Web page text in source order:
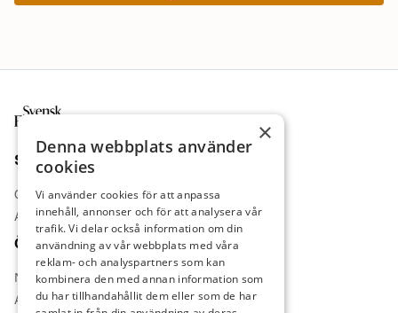
Sajt
Om oss
Annonsera
Övrigt
Nyheter
Arbetsgivare
×
Denna webbplats använder
cookies
Vi använder cookies för att anpassa
innehåll, annonser och för att analysera vår
trafik. Vi delar också information om din
användning av vår webbplats med våra
reklam- och analyspartners som kan
kombinera den med annan information som
du har tillhandahållit dem eller som de har